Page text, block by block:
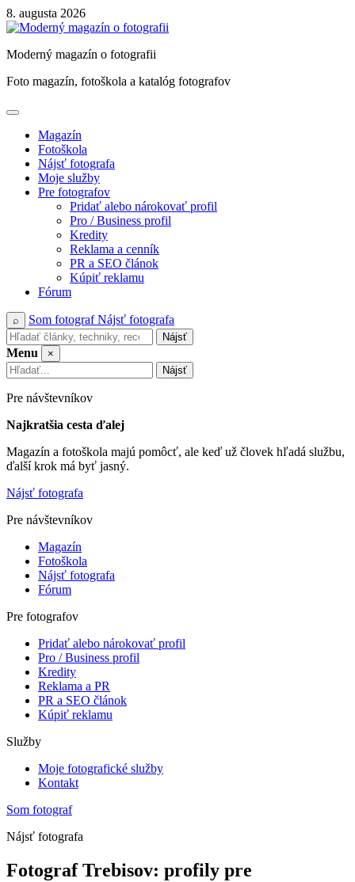
Skip
to
8. augusta 2026
Moderný magazín o fotografii
Foto magazín, fotoškola a katalóg fotografov
Magazín
Fotoškola
Nájsť fotografa
Moje služby
Pre fotografov
Pridať alebo nárokovať profil
Pro / Business profil
Kredity
Reklama a cenník
PR a SEO článok
Kúpiť reklamu
Fórum
⌕ Som fotografNájsť fotografa
Nájsť
Menu
×
Nájsť
Pre návštevníkov
Najkratšia cesta ďalej
Magazín a fotoškola majú pomôcť, ale keď už človek hľadá službu,
ďalší krok má byť jasný.
Nájsť fotografa
Pre návštevníkov
Magazín
Fotoškola
Nájsť fotografa
Fórum
Pre fotografov
Pridať alebo nárokovať profil
Pro / Business profil
Kredity
Reklama a PR
PR a SEO článok
Kúpiť reklamu
Služby
Moje fotografické služby
Kontakt
Som fotograf
Nájsť fotografa
Fotograf Trebisov: profily pre